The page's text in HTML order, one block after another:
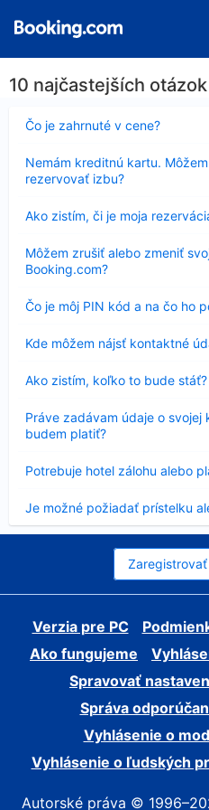
10 najčastejších otázok
Čo je zahrnuté v cene?
Nezobrazuje
sa
Nemám kreditnú kartu.
rezervovať izbu?
sa
Ako zistím, či je moja
sa
Môžem zrušiť alebo zmeniť
Booking.com?
sa
Čo je môj PIN kód a na čo ho
Nezobrazuje
sa
Kde môžem nájsť kontaktné
sa
Ako zistím, koľko to bude stáť?
sa
Práve zadávam údaje o svojej
budem platiť?
sa
Potrebuje hotel zálohu alebo
sa
Je možné požiadať prístelku
sa
Verzia pre PC
Ako fungujeme
Spravovať
Správa
Vyhlásenie o
Vyhlásenie o ľudských
Autorské práva ©